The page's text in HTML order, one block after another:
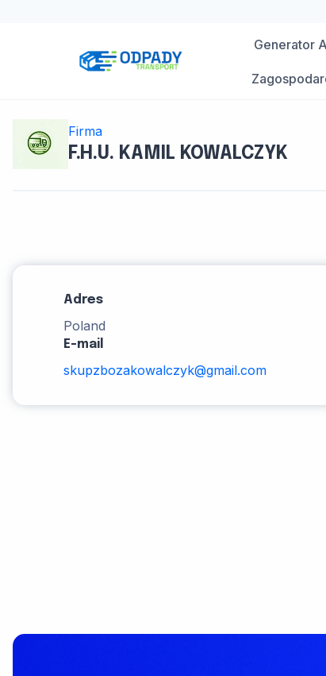
Generator
Firma
F.H.U. KAMIL KOWALCZYK
Adres
Poland
E-mail
skupzbozakowalczyk@gmail.com